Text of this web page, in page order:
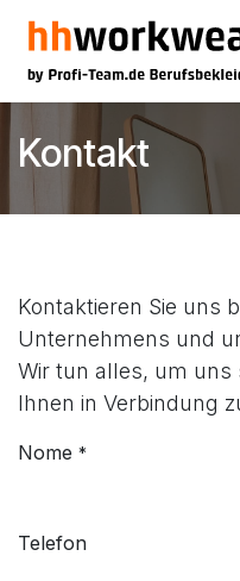
Kontakt
Kontaktieren Sie uns
Unternehmens und
Wir tun alles, um
Ihnen in Verbindung
Nome *
Telefon